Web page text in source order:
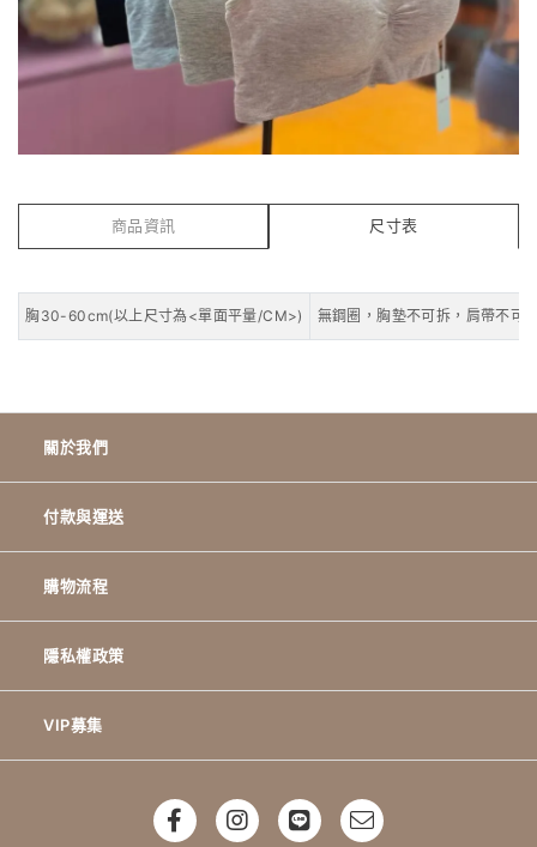
商品資訊 尺寸表
胸30-60cm(以上尺寸為<單面平量/CM>) 無鋼圈，胸墊不可拆，肩帶不可
關於我們
付款與運送
購物流程
隱私權政策
VIP募集